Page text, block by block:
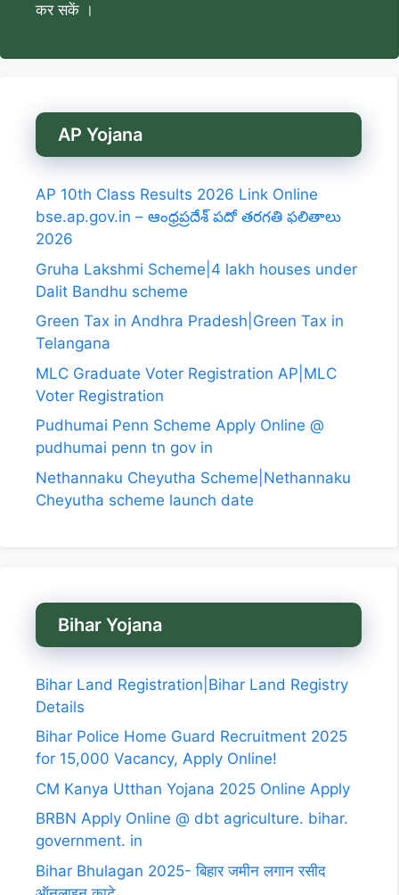
कर सकें ।
AP Yojana
AP 10th Class Results 2026 Link Online
bse.ap.gov.in – ఆంధ్రప్రదేశ్ పదో తరగతి ఫలితాలు
2026
Gruha Lakshmi Scheme|4 lakh houses under
Dalit Bandhu scheme
Green Tax in Andhra Pradesh|Green Tax in
Telangana
MLC Graduate Voter Registration AP|MLC
Voter Registration
Pudhumai Penn Scheme Apply Online @
pudhumai penn tn gov in
Nethannaku Cheyutha Scheme|Nethannaku
Cheyutha scheme launch date
Bihar Yojana
Bihar Land Registration|Bihar Land Registry
Details
Bihar Police Home Guard Recruitment 2025
for 15,000 Vacancy, Apply Online!
CM Kanya Utthan Yojana 2025 Online Apply
BRBN Apply Online @ dbt agriculture. bihar.
government. in
Bihar Bhulagan 2025- बिहार जमीन लगान रसीद